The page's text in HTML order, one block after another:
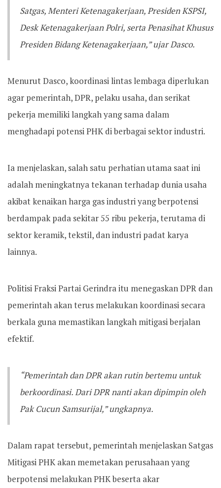
Satgas, Menteri Ketenagakerjaan, Presiden KSPSI,
Desk Ketenagakerjaan Polri, serta Penasihat Khusus
Presiden Bidang Ketenagakerjaan,” ujar Dasco.
Menurut Dasco, koordinasi lintas lembaga diperlukan
agar pemerintah, DPR, pelaku usaha, dan serikat
pekerja memiliki langkah yang sama dalam
menghadapi potensi PHK di berbagai sektor industri.
Ia menjelaskan, salah satu perhatian utama saat ini
adalah meningkatnya tekanan terhadap dunia usaha
akibat kenaikan harga gas industri yang berpotensi
berdampak pada sekitar 55 ribu pekerja, terutama di
sektor keramik, tekstil, dan industri padat karya
lainnya.
Politisi Fraksi Partai Gerindra itu menegaskan DPR dan
pemerintah akan terus melakukan koordinasi secara
berkala guna memastikan langkah mitigasi berjalan
efektif.
“Pemerintah dan DPR akan rutin bertemu untuk
berkoordinasi. Dari DPR nanti akan dipimpin oleh
Pak Cucun Samsurijal,” ungkapnya.
Dalam rapat tersebut, pemerintah menjelaskan Satgas
Mitigasi PHK akan memetakan perusahaan yang
berpotensi melakukan PHK beserta akar